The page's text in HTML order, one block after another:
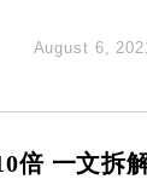
August 6,
倍 一文拆